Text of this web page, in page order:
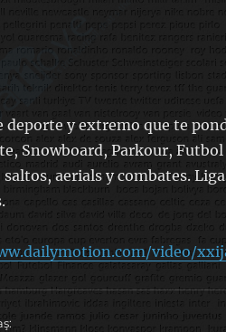
deporte y extremo que te
Snowboard, Parkour,
aerials y combates.
video/